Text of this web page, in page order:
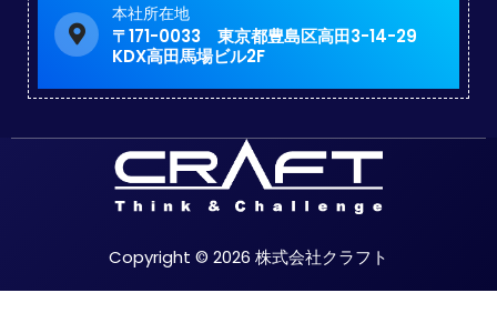
本社所在地
〒171-0033 東京都豊島区高田3-14-29
KDX高田馬場ビル2F
Copyright © 2026 株式会社クラフト